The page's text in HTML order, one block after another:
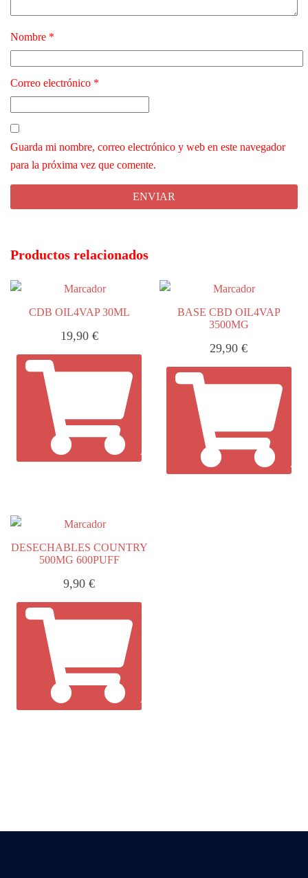
Nombre *
Correo electrónico *
Guarda mi nombre, correo electrónico y web en este navegador
para la próxima vez que comente.
Productos relacionados
CDB OIL4VAP 30ML
19,90 €
AÑADIR AL CARRITO
BASE CBD OIL4VAP
3500MG
29,90€
DESECHABLES COUNTRY
500MG 600PUFF
9,90€
AÑADIR AL CARRITO